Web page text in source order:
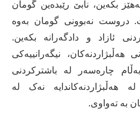
بکەین، نابێ رێبدەین گومان
دروست نەبوونی گومان بەوە
ئازاد و دادگەرانە بکەین.
نیگەرانییەکی
چارەسەر لە باشترکردنی
هەڵبژاردنەکاندایە نەک لە
بە تەواوی.